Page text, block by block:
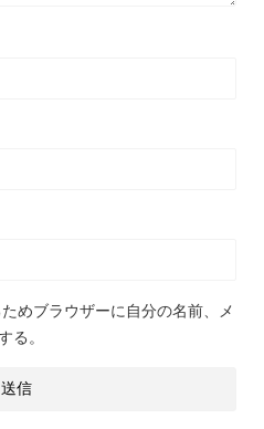
めブラウザーに自分の名前、メ
る。